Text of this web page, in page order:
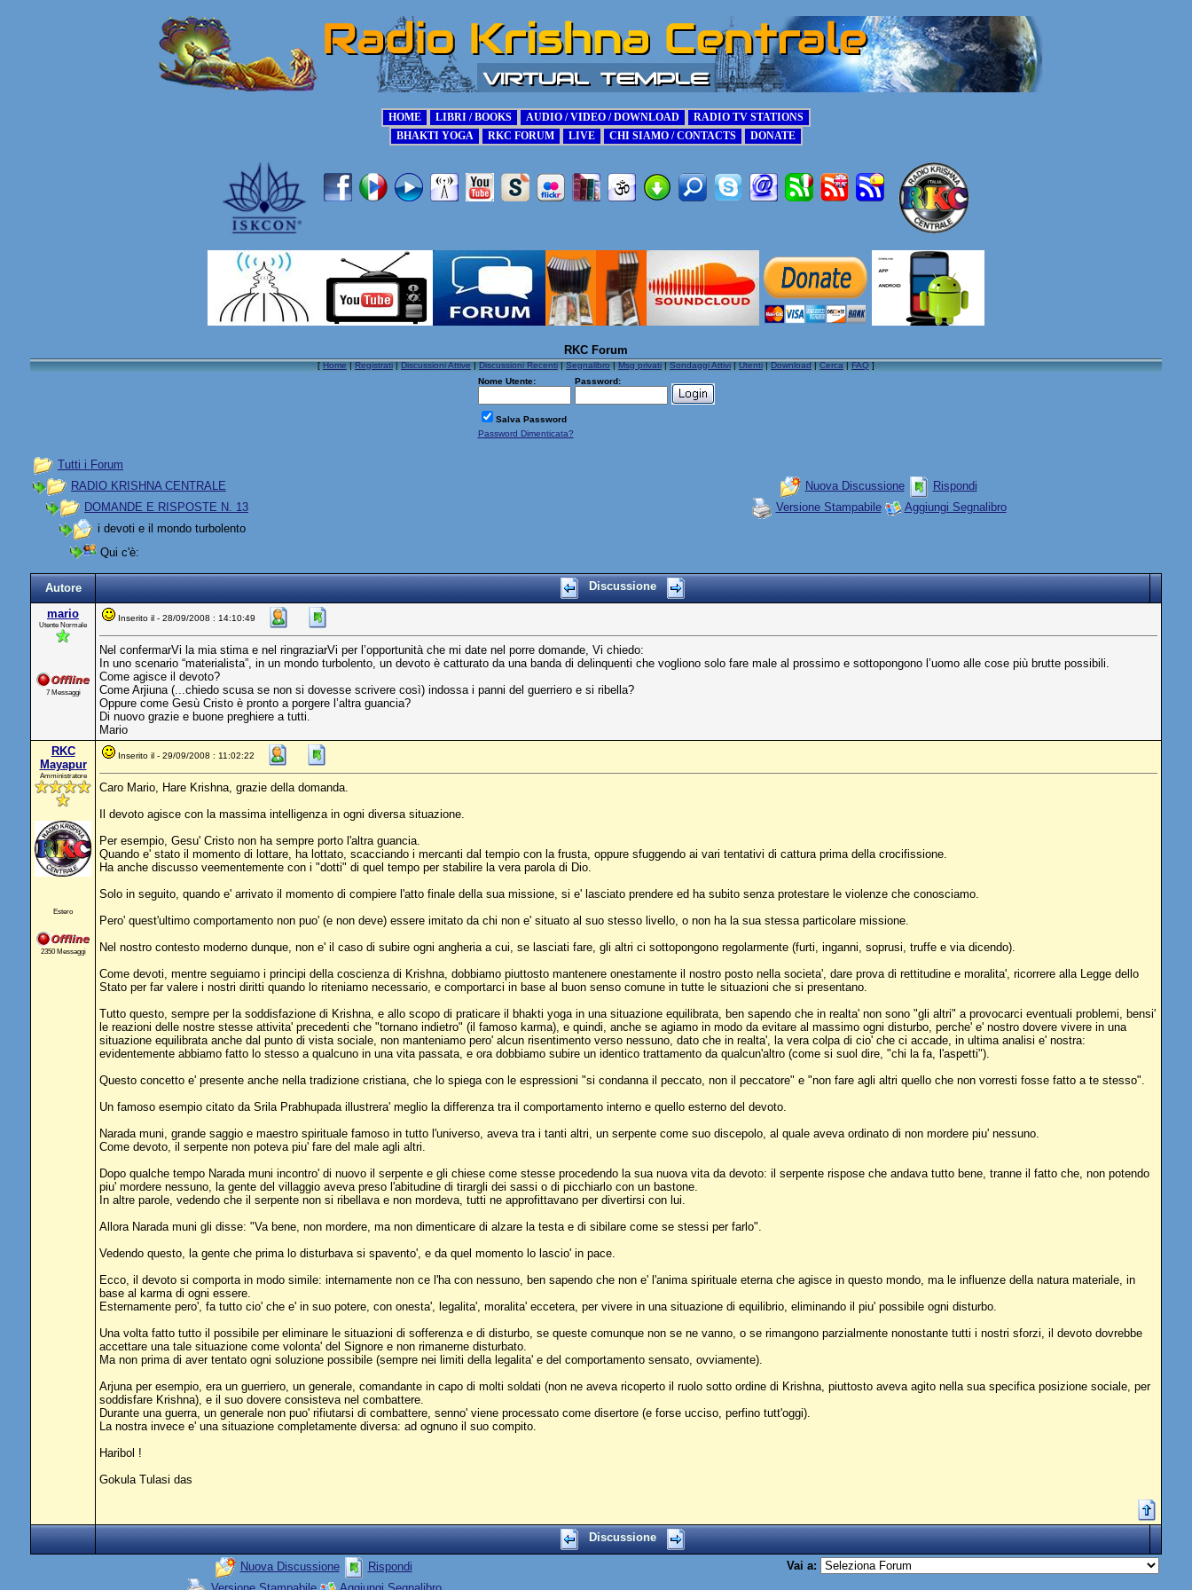
RKC Forum
[Home|Registrati|Discussioni Attive|Discussioni Recenti|Segnalibro|Msg privati|Sondaggi Attivi|Utenti|Download|Cerca|FAQ]
Nome Utente:
Password:
Salva Password
Password Dimenticata?
Tutti i Forum
RADIO KRISHNA CENTRALE
DOMANDE E RISPOSTE N. 13
i devoti e il mondo turbolento
Nuova Discussione
Rispondi
Versione Stampabile
Aggiungi Segnalibro
Qui c'è:
Autore Discussione
mario
Utente Normale
7 Messaggi
Inserito il - 28/09/2008 : 14:10:49
Nel confermarVi la mia stima e nel ringraziarVi per l’opportunità che mi date nel porre domande, Vi chiedo:
In uno scenario “materialista”, in un mondo turbolento, un devoto è catturato da una banda di delinquenti che vogliono solo fare male al prossimo e sottopongono l’uomo alle cose più brutte possibili.
Come agisce il devoto?
Come Arjiuna (...chiedo scusa se non si dovesse scrivere così) indossa i panni del guerriero e si ribella?
Oppure come Gesù Cristo è pronto a porgere l’altra guancia?
Di nuovo grazie e buone preghiere a tutti.
Mario
RKC
Mayapur
Amministratore
Estero
2350 Messaggi
Inserito il - 29/09/2008 : 11:02:22
Caro Mario, Hare Krishna, grazie della domanda.
Il devoto agisce con la massima intelligenza in ogni diversa situazione.
Per esempio, Gesu' Cristo non ha sempre porto l'altra guancia.
Quando e' stato il momento di lottare, ha lottato, scacciando i mercanti dal tempio con la frusta, oppure sfuggendo ai vari tentativi di cattura prima della crocifissione.
Ha anche discusso veementemente con i "dotti" di quel tempo per stabilire la vera parola di Dio.
Solo in seguito, quando e' arrivato il momento di compiere l'atto finale della sua missione, si e' lasciato prendere ed ha subito senza protestare le violenze che conosciamo.
Pero' quest'ultimo comportamento non puo' (e non deve) essere imitato da chi non e' situato al suo stesso livello, o non ha la sua stessa particolare missione.
Nel nostro contesto moderno dunque, non e' il caso di subire ogni angheria a cui, se lasciati fare, gli altri ci sottopongono regolarmente (furti, inganni, soprusi, truffe e via dicendo).
Come devoti, mentre seguiamo i principi della coscienza di Krishna, dobbiamo piuttosto mantenere onestamente il nostro posto nella societa', dare prova di rettitudine e moralita', ricorrere alla Legge dello
Stato per far valere i nostri diritti quando lo riteniamo necessario, e comportarci in base al buon senso comune in tutte le situazioni che si presentano.
Tutto questo, sempre per la soddisfazione di Krishna, e allo scopo di praticare il bhakti yoga in una situazione equilibrata, ben sapendo che in realta' non sono "gli altri" a provocarci eventuali problemi, bensi'
le reazioni delle nostre stesse attivita' precedenti che "tornano indietro" (il famoso karma), e quindi, anche se agiamo in modo da evitare al massimo ogni disturbo, perche' e' nostro dovere vivere in una
situazione equilibrata anche dal punto di vista sociale, non manteniamo pero' alcun risentimento verso nessuno, dato che in realta', la vera colpa di cio' che ci accade, in ultima analisi e' nostra:
evidentemente abbiamo fatto lo stesso a qualcuno in una vita passata, e ora dobbiamo subire un identico trattamento da qualcun'altro (come si suol dire, "chi la fa, l'aspetti").
Questo concetto e' presente anche nella tradizione cristiana, che lo spiega con le espressioni "si condanna il peccato, non il peccatore" e "non fare agli altri quello che non vorresti fosse fatto a te stesso".
Un famoso esempio citato da Srila Prabhupada illustrera' meglio la differenza tra il comportamento interno e quello esterno del devoto.
Narada muni, grande saggio e maestro spirituale famoso in tutto l'universo, aveva tra i tanti altri, un serpente come suo discepolo, al quale aveva ordinato di non mordere piu' nessuno.
Come devoto, il serpente non poteva piu' fare del male agli altri.
Dopo qualche tempo Narada muni incontro' di nuovo il serpente e gli chiese come stesse procedendo la sua nuova vita da devoto: il serpente rispose che andava tutto bene, tranne il fatto che, non potendo
piu' mordere nessuno, la gente del villaggio aveva preso l'abitudine di tirargli dei sassi o di picchiarlo con un bastone.
In altre parole, vedendo che il serpente non si ribellava e non mordeva, tutti ne approfittavano per divertirsi con lui.
Allora Narada muni gli disse: "Va bene, non mordere, ma non dimenticare di alzare la testa e di sibilare come se stessi per farlo".
Vedendo questo, la gente che prima lo disturbava si spavento', e da quel momento lo lascio' in pace.
Ecco, il devoto si comporta in modo simile: internamente non ce l'ha con nessuno, ben sapendo che non e' l'anima spirituale eterna che agisce in questo mondo, ma le influenze della natura materiale, in
base al karma di ogni essere.
Esternamente pero', fa tutto cio' che e' in suo potere, con onesta', legalita', moralita' eccetera, per vivere in una situazione di equilibrio, eliminando il piu' possibile ogni disturbo.
Una volta fatto tutto il possibile per eliminare le situazioni di sofferenza e di disturbo, se queste comunque non se ne vanno, o se rimangono parzialmente nonostante tutti i nostri sforzi, il devoto dovrebbe
accettare una tale situazione come volonta' del Signore e non rimanerne disturbato.
Ma non prima di aver tentato ogni soluzione possibile (sempre nei limiti della legalita' e del comportamento sensato, ovviamente).
Arjuna per esempio, era un guerriero, un generale, comandante in capo di molti soldati (non ne aveva ricoperto il ruolo sotto ordine di Krishna, piuttosto aveva agito nella sua specifica posizione sociale, per
soddisfare Krishna), e il suo dovere consisteva nel combattere.
Durante una guerra, un generale non puo' rifiutarsi di combattere, senno' viene processato come disertore (e forse ucciso, perfino tutt'oggi).
La nostra invece e' una situazione completamente diversa: ad ognuno il suo compito.
Haribol !
Gokula Tulasi das
Discussione
Nuova Discussione
Rispondi
Vai a: